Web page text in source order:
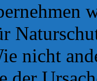
nicht